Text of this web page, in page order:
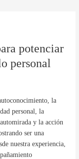
potenciar
personal
la
personal, la
y la acción
ser una
nuestra experiencia,